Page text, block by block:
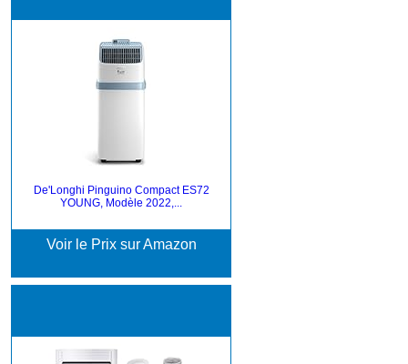
De'Longhi Pinguino Compact ES72
YOUNG, Modèle 2022,...
Voir le Prix sur Amazon